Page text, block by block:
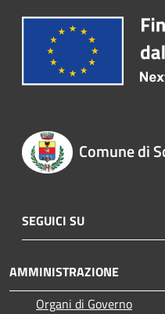
Comune di
SEGUICI SU
AMMINISTRAZIONE
Organi di Governo